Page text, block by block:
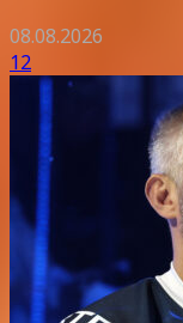
08.08.2026
12